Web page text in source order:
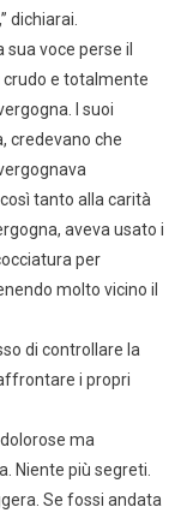
dichiarai.
voce perse il
crudo e totalmente
I suoi
credevano che
tanto alla carità
aveva usato i
per
molto vicino il
di controllare la
i propri
ma
Niente più segreti.
Se fossi andata